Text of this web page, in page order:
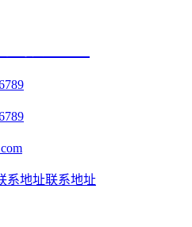
系地址联系地址